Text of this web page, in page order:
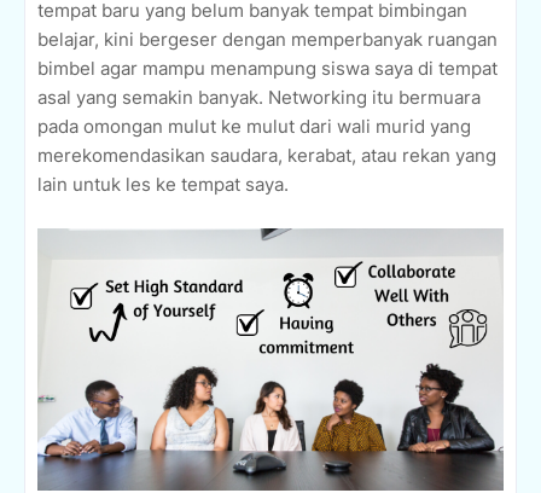
tempat baru yang belum banyak tempat bimbingan
belajar, kini bergeser dengan memperbanyak ruangan
bimbel agar mampu menampung siswa saya di tempat
asal yang semakin banyak. Networking itu bermuara
pada omongan mulut ke mulut dari wali murid yang
merekomendasikan saudara, kerabat, atau rekan yang
lain untuk les ke tempat saya.